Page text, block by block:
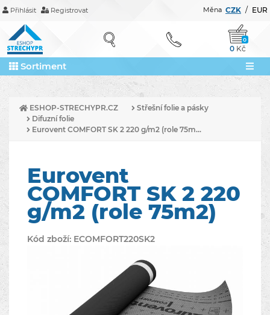
Přihlásit Registrovat CZK / EUR
Měna
0
0 Kč
Sortiment
ESHOP-STRECHYPR.CZ
Střešní folie a pásky
Difuzní folie
Eurovent COMFORT SK 2 220 g/m2 (role 75m...
Eurovent
COMFORT SK 2 220
g/m2 (role 75m2)
Kód zboží: ECOMFORT220SK2